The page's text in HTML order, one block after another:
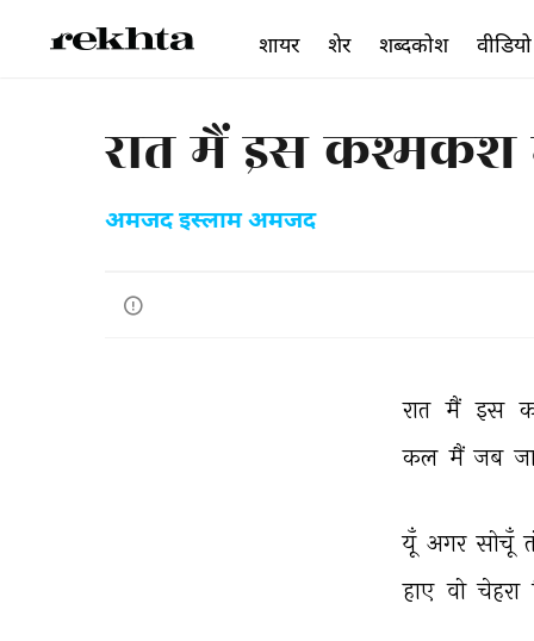
रात मैं इस कश्मकश
अमजद इस्लाम अमजद
रात मैं इस
कल मैं जब
यूँ अगर सोचूँ
हाए वो चेहरा
शायर शेर शब्दकोश वीडियो